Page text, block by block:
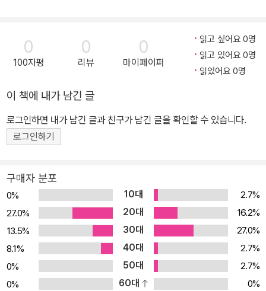
0
100자평
0
리뷰
0
마이페이퍼
읽고 싶어요 0명
읽고 있어요 0명
읽었어요 0명
이 책에 내가 남긴 글
로그인하면 내가 남긴 글과 친구가 남긴 글을 확인할 수 있습니다.
로그인하기
구매자 분포
0% 10대
2.7%
27.0%
20대
16.2%
13.5%
30대
27.0%
8.1%
40대
2.7%
0%
50대
2.7%
0%
60대
0%